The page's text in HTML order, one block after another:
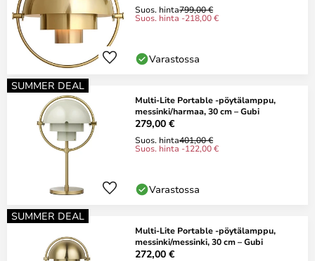
Suos. hinta799,00 €
Suos. hinta -218,00 €
Varastossa
SUMMER DEAL
Multi-Lite Portable -pöytälamppu,
messinki/harmaa, 30 cm – Gubi
279,00 €
Suos. hinta401,00 €
Suos. hinta -122,00 €
Varastossa
SUMMER DEAL
Multi-Lite Portable -pöytälamppu,
messinki/messinki, 30 cm – Gubi
272,00 €